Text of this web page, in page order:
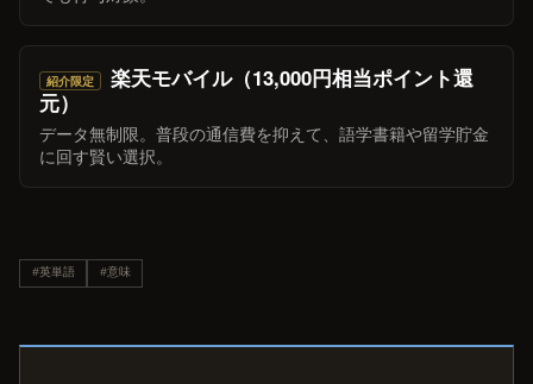
紹介限定
楽天モバイル（13,000円相当ポイント還
元）
データ無制限。普段の通信費を抑えて、語学書籍や留学貯金
に回す賢い選択。
#英単語 #意味